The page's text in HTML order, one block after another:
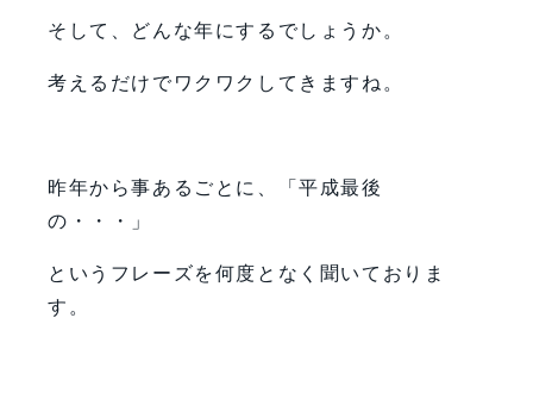
そして、どんな年にするでしょうか。
考えるだけでワクワクしてきますね。
昨年から事あるごとに、「平成最後
の・・・」
というフレーズを何度となく聞いておりま
す。